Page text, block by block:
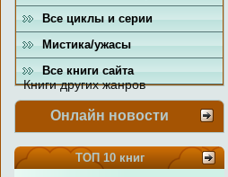
Все циклы и серии
Мистика/ужасы
Все книги сайта
Книги других жанров
Онлайн новости
ТОП 10 книг